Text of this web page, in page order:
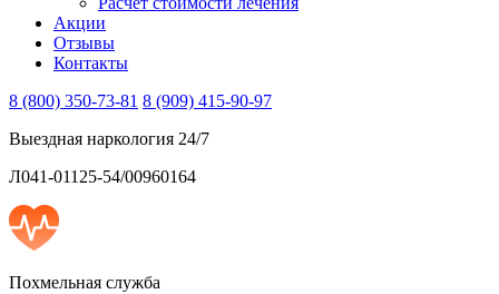
Акции
Отзывы
Контакты
8 (800) 350-73-81 8 (909) 415-90-97
Выездная наркология 24/7
Л041-01125-54/00960164
Похмельная служба